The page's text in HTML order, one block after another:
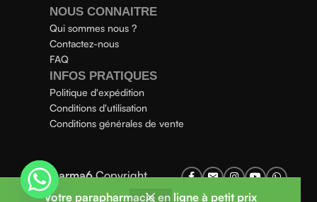
Votre parapharmacie en ligne à petit prix
NOUS CONNAITRE
Qui sommes nous ?
Contactez-nous
FAQ
INFOS PRATIQUES
Politique d'expédition
Conditions d'utilisation
Conditions générales de vente
Parapharma6Copyright
2025